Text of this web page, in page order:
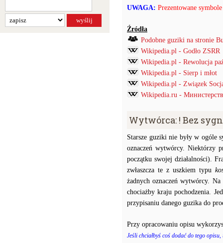
UWAGA: Prezentowane
Źródła
Podobne guziki na stronie
Wikipedia.pl - Godło ZSRR
Wikipedia.pl - Rewolucja
Wikipedia.pl - Sierp i młot
Wikipedia.pl - Związek
Wikipedia.ru -
Wytwórca: ! Bez
Starsze guziki nie były w ogóle
oznaczeń wytwórcy. Niektórzy
początku swojej działalności).
zwłaszcza te z uszkiem typu
żadnych oznaczeń wytwórcy.
chociażby kraju pochodzenia.
przypisaniu danego guzika do
Przy opracowaniu opisu
Jeśli chciałbyś coś dodać do tego